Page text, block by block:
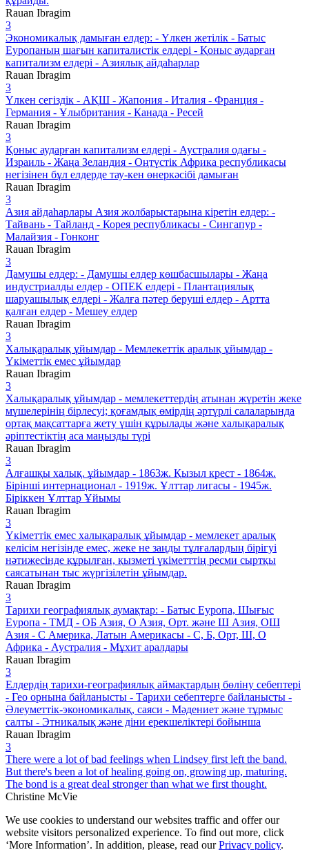
Rauan Ibragim
3
Экономикалық дамыған елдер: - Үлкен жетілік - Батыс
Еуропаның шағын капиталистік елдері - Қоныс аударған
капитализм елдері - Азиялық айдаһарлар
Rauan Ibragim
3
Үлкен сегіздік - АҚШ - Жапония - Италия - Франция -
Германия - Ұлыбритания - Канада - Ресей
Rauan Ibragim
3
Қоныс аударған капитализм елдері - Аустралия одағы -
Израиль - Жаңа Зеландия - Оңтүстік Африка республикасы
негізінен бұл елдерде тау-кен өнеркәсібі дамыған
Rauan Ibragim
3
Азия айдаһарлары Азия жолбарыстарына кіретін елдер: -
Тайвань - Тайланд - Корея республикасы - Сингапур -
Малайзия - Гонконг
Rauan Ibragim
3
Дамушы елдер: - Дамушы елдер көшбасшылары - Жаңа
индустриалды елдер - ОПЕК елдері - Плантациялық
шаруашылық елдері - Жалға пәтер беруші елдер - Артта
қалған елдер - Мешеу елдер
Rauan Ibragim
3
Халықаралық ұйымдар - Мемлекеттік аралық ұйымдар -
Үкіметтік емес ұйымдар
Rauan Ibragim
3
Халықаралық ұйымдар - мемлекеттердің атынан жүретін жеке
мүшелерінің бірлесуі; қоғамдық өмірдің әртүрлі салаларында
ортақ мақсаттарға жету үшін құрылады және халықаралық
әріптестіктің аса маңызды түрі
Rauan Ibragim
3
Алғашқы халық. ұйымдар - 1863ж. Қызыл крест - 1864ж.
Бірінші интернационал - 1919ж. Ұлттар лигасы - 1945ж.
Біріккен Ұлттар Ұйымы
Rauan Ibragim
3
Үкіметтік емес халықаралық ұйымдар - мемлекет аралық
келісім негізінде емес, жеке не заңды тұлғалардың бірігуі
нәтижесінде құрылған, қызметі үкіметттің ресми сыртқы
саясатынан тыс жүргізілетін ұйымдар.
Rauan Ibragim
3
Тарихи географиялық аумақтар: - Батыс Еуропа, Шығыс
Еуропа - ТМД - ОБ Азия, О Азия, Орт. және Ш Азия, ОШ
Азия - С Америка, Латын Америкасы - С, Б, Орт, Ш, О
Африка - Аустралия - Мұхит аралдары
Rauan Ibragim
3
Елдердің тарихи-географиялық аймақтардың бөліну себептері
- Гео орнына байланысты - Тарихи себептерге байланысты -
Әлеуметтік-экономикалық, саяси - Мәдениет және тұрмыс
салты - Этникалық және діни ерекшеліктері бойынша
Rauan Ibragim
3
There were a lot of bad feelings when Lindsey first left the band.
But there's been a lot of healing going on, growing up, maturing.
The bond is a great deal stronger than what we first thought.
Christine McVie
We use cookies to understand our websites traffic and offer our
website visitors personalized experience. To find out more, click
‘More Information’. In addition, please, read ourPrivacy policy.